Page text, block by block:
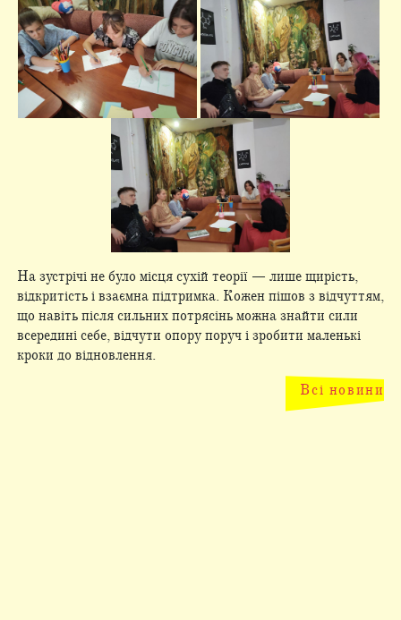
На зустрічі не було місця сухій теорії — лише щирість,
відкритість і взаємна підтримка. Кожен пішов з відчуттям,
що навіть після сильних потрясінь можна знайти сили
всередині себе, відчути опору поруч і зробити маленькі
кроки до відновлення.
Всі новини